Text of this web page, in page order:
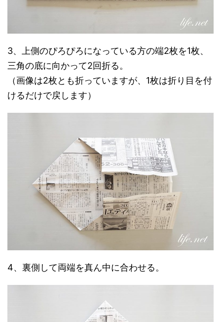
3、上側のぴろぴろになっている方の端2枚を1枚、
三角の底に向かって2回折る。
（画像は2枚とも折っていますが、1枚は折り目を付
けるだけで戻します）
4、裏側して両端を真ん中に合わせる。